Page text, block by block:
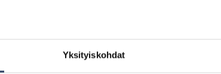
Yksityiskohdat